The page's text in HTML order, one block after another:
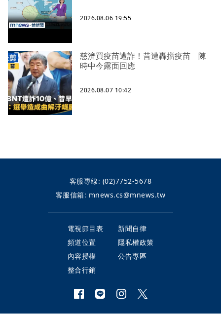
2026.08.06 19:55
慈濟買疫苗遭詐！昔遭轟擋疫苗 陳
時中今露面回應
2026.08.07 10:42
客服專線: (02)7752-5678
客服信箱: mnews.cs@mnews.tw
電視節目表
新聞自律
頻道位置
隱私權政策
內容授權
公告專區
整合行銷